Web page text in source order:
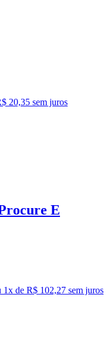
20,35 sem juros
E
1x de R$ 102,27 sem juros